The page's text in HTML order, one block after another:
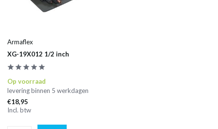
Armaflex
XG-19X012 1/2 inch
Op voorraad
levering binnen 5 werkdagen
€18,95
Incl. btw